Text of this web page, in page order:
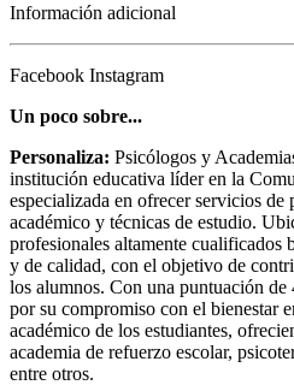
Información adicional
Facebook Instagram
Un poco sobre...
Personaliza: Psicólogos y
institución educativa líder en la
especializada en ofrecer servicios
académico y técnicas de estudio.
profesionales altamente cualificados
y de calidad, con el objetivo de
los alumnos. Con una puntuación de
por su compromiso con el bienestar
académico de los estudiantes,
academia de refuerzo escolar,
entre otros.